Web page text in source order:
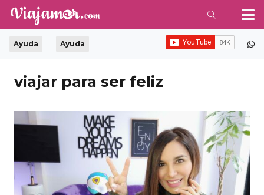
Ayuda Ayuda
viajar para ser feliz